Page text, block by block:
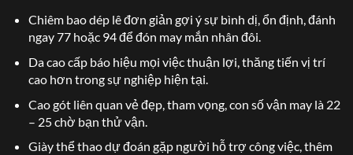
Chiêm bao dép lê đơn giản gợi ý sự bình dị, ổn định, đánh
ngay 77 hoặc 94 để đón may mắn nhân đôi.
Da cao cấp báo hiệu mọi việc thuận lợi, thăng tiến vị trí
cao hơn trong sự nghiệp hiện tại.
Cao gót liên quan vẻ đẹp, tham vọng, con số vận may là 22
– 25 chờ bạn thử vận.
Giày thể thao dự đoán gặp người hỗ trợ công việc, thêm